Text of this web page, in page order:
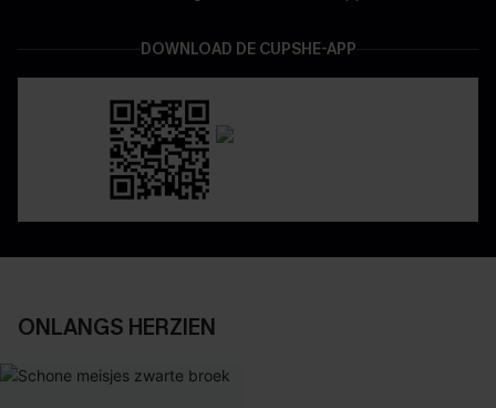
DOWNLOAD DE CUPSHE-APP
ONLANGS HERZIEN